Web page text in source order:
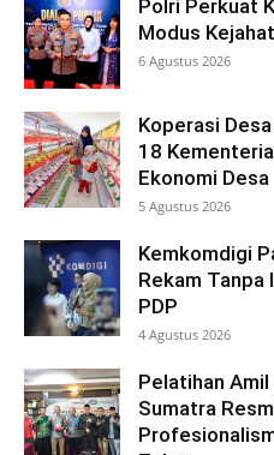
Polri Perkuat
Modus
6 Agustus 2026
Koperasi
18
Ekonomi Desa
5 Agustus 2026
Kemkomdigi
Rekam Tanpa
PDP
4 Agustus 2026
Pelatihan
Sumatra